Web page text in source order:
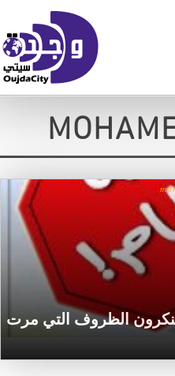
الظروف التي مرت